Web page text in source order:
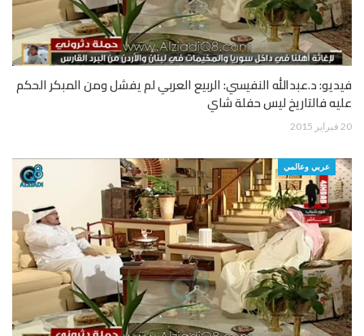
فيديو: د.عبدالله النفيسي: الربيع العربي لم يفشل ومن المبكر الحكم
عليه فالتاريخ ليس حفلة شاي
20 فبراير 2015
عربي وعالمي